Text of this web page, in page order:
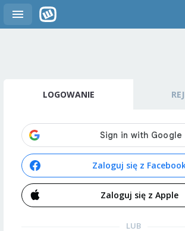
LOGOWANIE
Zaloguj się z
Zaloguj się z Apple
LUB